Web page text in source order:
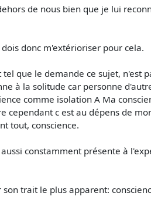
de nous bien que je lui
donc m'extérioriser pour cela.
que le demande ce sujet, n'est
à la solitude car personne
comme isolation A Ma
cependant c est au dépens de
tout, conscience.
constamment présente à
trait le plus apparent: